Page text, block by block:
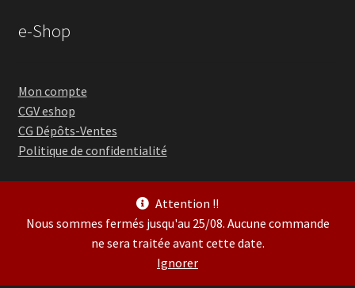
Attention !!
Nous sommes fermés jusqu'au 25/08. Aucune commande
ne sera traitée avant cette date.
Ignorer
e-Shop
Mon compte
CGV eshop
CG Dépôts-Ventes
Politique de confidentialité
© Guitare Village 2026